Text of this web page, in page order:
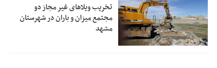
تخریب ویلاهای غیر مجاز دو
مجتمع میزان و باران در شهرستان
مشهد